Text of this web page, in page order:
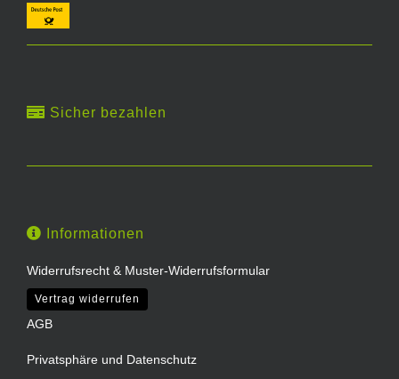
Sicher bezahlen
Informationen
Widerrufsrecht & Muster-Widerrufsformular
Vertrag widerrufen
AGB
Privatsphäre und Datenschutz